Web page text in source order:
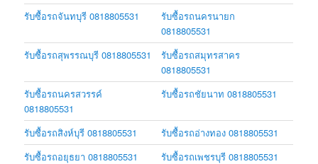
รับซื้อรถจันทบุรี 0818805531
รับซื้อรถนครนายก
0818805531
รับซื้อรถสุพรรณบุรี 0818805531
รับซื้อรถสมุทรสาคร
0818805531
รับซื้อรถนครสวรรค์
0818805531
รับซื้อรถชัยนาท 0818805531
รับซื้อรถสิงห์บุรี 0818805531
รับซื้อรถอ่างทอง 0818805531
รับซื้อรถอยุธยา 0818805531
รับซื้อรถเพชรบุรี 0818805531